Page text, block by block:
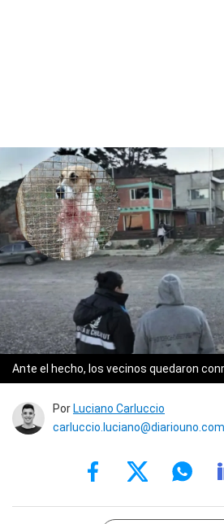
Ante el hecho, los vecinos quedaron
Por Luciano Carluccio